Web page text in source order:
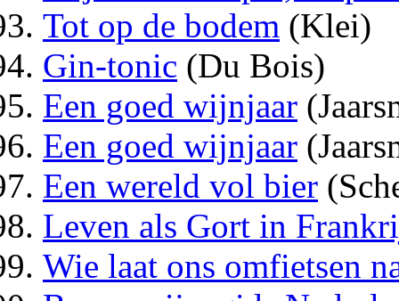
Tot op de bodem (Klei)
Gin-tonic (Du Bois)
Een goed wijnjaar
Een goed wijnjaar
Een wereld vol bier
Leven als Gort in
Wie laat ons omfietsen